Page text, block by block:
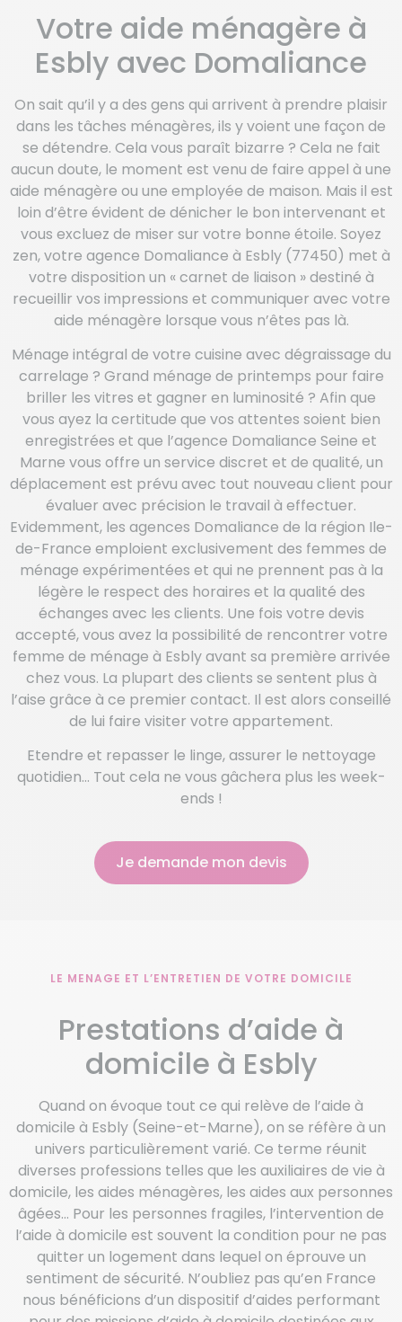
Votre aide ménagère à
Esbly avec Domaliance
On sait qu’il y a des gens qui arrivent à prendre plaisir
dans les tâches ménagères, ils y voient une façon de
se détendre. Cela vous paraît bizarre ? Cela ne fait
aucun doute, le moment est venu de faire appel à une
aide ménagère ou une employée de maison. Mais il est
loin d’être évident de dénicher le bon intervenant et
vous excluez de miser sur votre bonne étoile. Soyez
zen, votre agence Domaliance à Esbly (77450) met à
votre disposition un « carnet de liaison » destiné à
recueillir vos impressions et communiquer avec votre
aide ménagère lorsque vous n’êtes pas là.
Ménage intégral de votre cuisine avec dégraissage du
carrelage ? Grand ménage de printemps pour faire
briller les vitres et gagner en luminosité ? Afin que
vous ayez la certitude que vos attentes soient bien
enregistrées et que l’agence Domaliance Seine et
Marne vous offre un service discret et de qualité, un
déplacement est prévu avec tout nouveau client pour
évaluer avec précision le travail à effectuer.
Evidemment, les agences Domaliance de la région Ile-
de-France emploient exclusivement des femmes de
ménage expérimentées et qui ne prennent pas à la
légère le respect des horaires et la qualité des
échanges avec les clients. Une fois votre devis
accepté, vous avez la possibilité de rencontrer votre
femme de ménage à Esbly avant sa première arrivée
chez vous. La plupart des clients se sentent plus à
l’aise grâce à ce premier contact. Il est alors conseillé
de lui faire visiter votre appartement.
Etendre et repasser le linge, assurer le nettoyage
quotidien… Tout cela ne vous gâchera plus les week-
ends !
Je demande mon devis
LE MENAGE ET L’ENTRETIEN DE VOTRE DOMICILE
Prestations d’aide à
domicile à Esbly
Quand on évoque tout ce qui relève de l’aide à
domicile à Esbly (Seine-et-Marne), on se réfère à un
univers particulièrement varié. Ce terme réunit
diverses professions telles que les auxiliaires de vie à
domicile, les aides ménagères, les aides aux personnes
âgées… Pour les personnes fragiles, l’intervention de
l’aide à domicile est souvent la condition pour ne pas
quitter un logement dans lequel on éprouve un
sentiment de sécurité. N’oubliez pas qu’en France
nous bénéficions d’un dispositif d’aides performant